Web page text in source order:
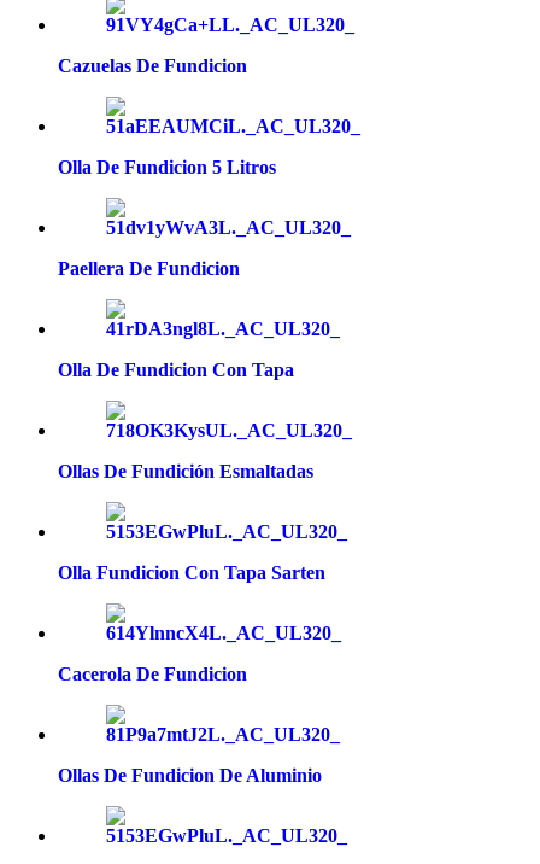
Cazuelas De Fundicion
Olla De Fundicion 5 Litros
Paellera De Fundicion
Olla De Fundicion Con Tapa
Ollas De Fundición Esmaltadas
Olla Fundicion Con Tapa Sarten
Cacerola De Fundicion
Ollas De Fundicion De Aluminio